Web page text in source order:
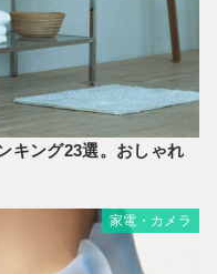
キング23選。おしゃれ
家電・カメラ